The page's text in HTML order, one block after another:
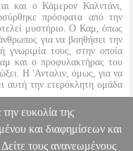
και ο Κάμερον Καλντάνι,
πρόσφατα από την
μυστήριο. Ο Καμ, όπως
για να βοηθήσει την
γνωριμία τους, στην οποία
και ο προφυλακτήρας του
Η 'Ανταλιν, όμως, για να
αυτή την ετερόκλητη ομάδα
ευκολία της
και διαφημίσεων και
τους ανανεωμένους